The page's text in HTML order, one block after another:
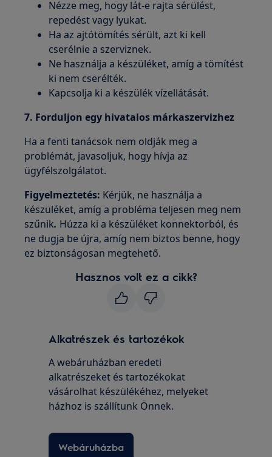
Nézze meg, hogy lát-e rajta sérülést,
repedést vagy lyukat.
Ha az ajtótömítés sérült, azt ki kell
cserélnie a szerviznek.
Ne használja a készüléket, amíg a tömítést
ki nem cserélték.
Kapcsolja ki a készülék vízellátását.
7. Forduljon egy hivatalos márkaszervizhez
Ha a fenti tanácsok nem oldják meg a
problémát, javasoljuk, hogy hívja az
ügyfélszolgálatot.
Figyelmeztetés: Kérjük, ne használja a
készüléket, amíg a probléma teljesen meg nem
szűnik. Húzza ki a készüléket konnektorból, és
ne dugja be újra, amíg nem biztos benne, hogy
ez biztonságosan megtehető.
Hasznos volt ez a cikk?
Alkatrészek és tartozékok
A webáruházban eredeti
alkatrészeket és tartozékokat
vásárolhat készülékéhez, melyeket
házhoz is szállítunk Önnek.
Webáruházba